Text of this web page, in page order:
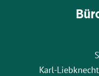
Karl-